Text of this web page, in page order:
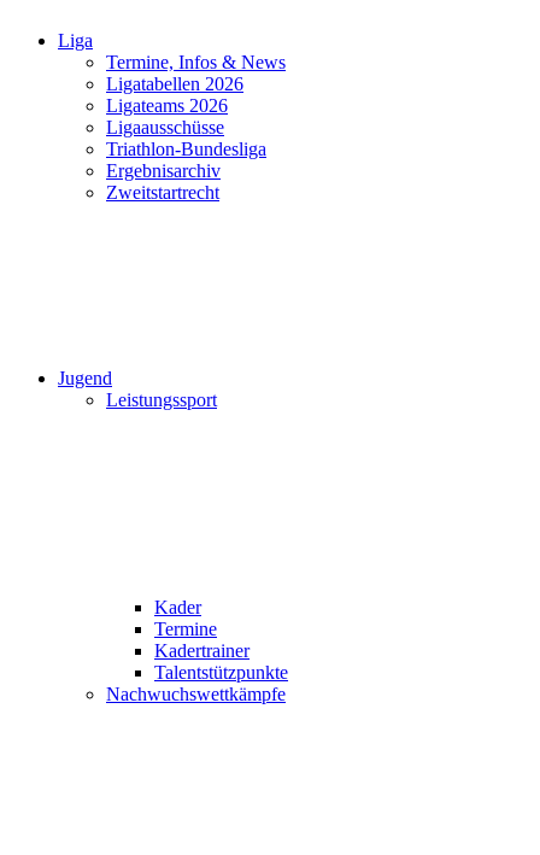
Liga
Termine, Infos & News
Ligatabellen 2026
Ligateams 2026
Ligaausschüsse
Triathlon-Bundesliga
Ergebnisarchiv
Zweitstartrecht
Jugend
Leistungssport
Kader
Termine
Kadertrainer
Talentstützpunkte
Nachwuchswettkämpfe